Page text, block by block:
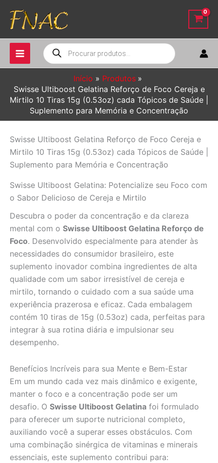
para
conteúdo
Pesquisar
produtos
Início
Produtos
Swisse Ultiboost Gelatina Reforço de Foco Cereja e
Mirtilo 10 Tiras 15g (0.53oz) cada Tópicos de Saúde |
Suplemento para Memória e Concentração
Swisse Ultiboost Gelatina Reforço de Foco Cereja e
Mirtilo 10 Tiras 15g (0.53oz) cada Tópicos de Saúde |
Suplemento para Memória e Concentração
Swisse Ultiboost Gelatina: Potencialize seu Foco com
o Sabor Delicioso de Cereja e Mirtilo
Descubra o poder da concentração e da clareza
mental com o Swisse Ultiboost Gelatina Reforço de
Foco. Desenvolvido especialmente para atender às
necessidades do consumidor brasileiro, este
suplemento inovador combina ingredientes de alta
qualidade com um sabor irresistível de cereja e
mirtilo, tornando o cuidado com a sua saúde uma
experiência prazerosa e eficaz. Cada embalagem
contém 10 tiras de 15g (0.53oz) cada, perfeitas para
integrar à sua rotina diária e impulsionar seu
desempenho.
Benefícios Incríveis para sua Mente e Bem-Estar
Em um mundo cada vez mais dinâmico e exigente,
manter o foco e a concentração pode ser um
desafio. O Swisse Ultiboost Gelatina foi formulado
para oferecer um suporte nutricional completo,
auxiliando você a superar esses obstáculos. Com
uma combinação sinérgica de vitaminas e minerais
essenciais, este suplemento contribui para: